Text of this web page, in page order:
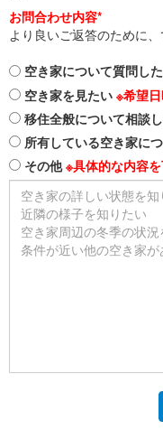
お問合わせ内容*
より良いご返答のために
空き家について質問し
空き家を見たい ※希望日
移住全般について相談
所有している空き家に
その他※具体的な内容